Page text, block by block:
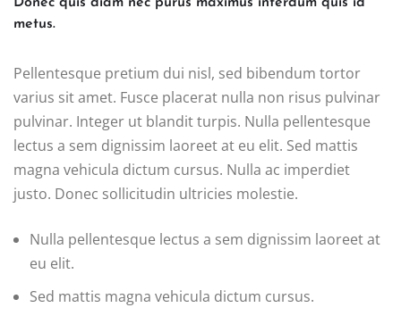
metus.
Pellentesque pretium dui nisl, sed bibendum tortor
varius sit amet. Fusce placerat nulla non risus pulvinar
pulvinar. Integer ut blandit turpis. Nulla pellentesque
lectus a sem dignissim laoreet at eu elit. Sed mattis
magna vehicula dictum cursus. Nulla ac imperdiet
justo. Donec sollicitudin ultricies molestie.
Nulla pellentesque lectus a sem dignissim laoreet at
eu elit.
Sed mattis magna vehicula dictum cursus.